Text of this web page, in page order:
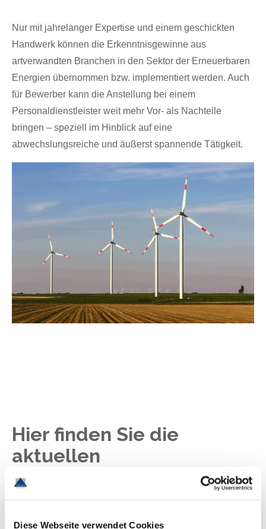
Diese Webseite verwendet Cookies
Nur mit jahrelanger Expertise und einem geschickten
Handwerk können die Erkenntnisgewinne aus
artverwandten Branchen in den Sektor der Erneuerbaren
Energien übernommen bzw. implementiert werden. Auch
für Bewerber kann die Anstellung bei einem
Personaldienstleister weit mehr Vor- als Nachteile
bringen – speziell im Hinblick auf eine
abwechslungsreiche und äußerst spannende Tätigkeit.
Hier finden Sie die
aktuellen
Stellenangebote aus dem
Bereich Energiewirtschaft